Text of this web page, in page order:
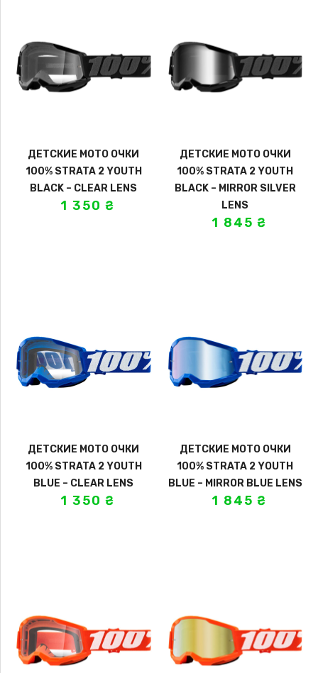
ДЕТСКИЕ МОТО ОЧКИ
100% STRATA 2 YOUTH
BLACK – CLEAR LENS
1 350₴
ДЕТСКИЕ МОТО ОЧКИ
100% STRATA 2 YOUTH
BLACK – MIRROR SILVER
LENS
1 845₴
ДЕТСКИЕ МОТО ОЧКИ
100% STRATA 2 YOUTH
BLUE – CLEAR LENS
1 350₴
ДЕТСКИЕ МОТО ОЧКИ
100% STRATA 2 YOUTH
BLUE – MIRROR BLUE LENS
1 845₴